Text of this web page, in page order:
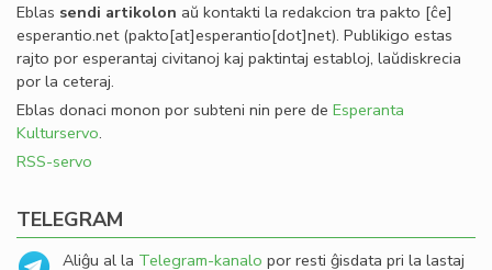
Eblas sendi artikolon aŭ kontakti la redakcion tra pakto [ĉe]
esperantio.net(pakto[at]esperantio[dot]net). Publikigo estas
rajto por esperantaj civitanoj kaj paktintaj establoj, laŭdiskrecia
por la ceteraj.
Eblas donaci monon por subteni nin pere de Esperanta
Kulturservo.
RSS-servo
TELEGRAM
Aliĝu al la Telegram-kanalo por resti ĝisdata pri la lastaj